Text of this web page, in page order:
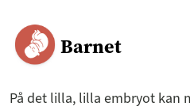
Barnet
På det lilla, lilla embryot kan